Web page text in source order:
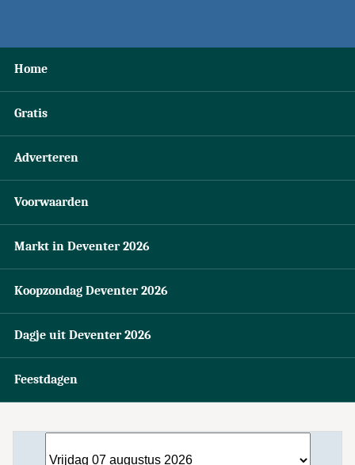
Home
Gratis
Adverteren
Voorwaarden
Markt in Deventer 2026
Koopzondag Deventer 2026
Dagje uit Deventer 2026
Feestdagen